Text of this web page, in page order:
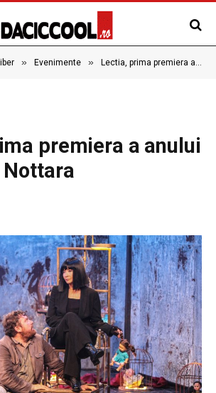
» Evenimente » Lectia, prima premiera a anului la Teatrul Nottara
premiera a anului
Nottara